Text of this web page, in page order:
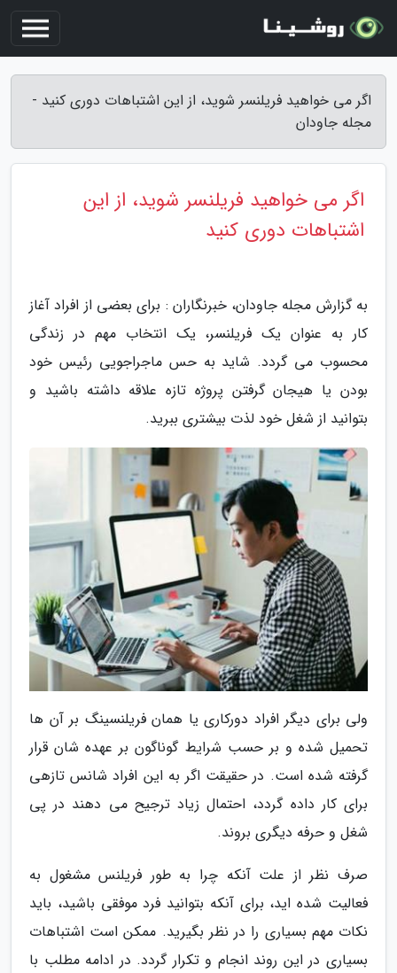
اگر می خواهید فریلنسر شوید، از این اشتباهات دوری کنید -
مجله جاودان
اگر می خواهید فریلنسر شوید، از این
اشتباهات دوری کنید
به گزارش مجله جاودان، خبرنگاران : برای بعضی از افراد آغاز
کار به عنوان یک فریلنسر، یک انتخاب مهم در زندگی
محسوب می گردد. شاید به حس ماجراجویی رئیس خود
بودن یا هیجان گرفتن پروژه تازه علاقه داشته باشید و
بتوانید از شغل خود لذت بیشتری ببرید.
ولی برای دیگر افراد دورکاری یا همان فریلنسینگ بر آن ها
تحمیل شده و بر حسب شرایط گوناگون بر عهده شان قرار
گرفته شده است. در حقیقت اگر به این افراد شانس تازهی
برای کار داده گردد، احتمال زیاد ترجیح می دهند در پی
شغل و حرفه دیگری بروند.
صرف نظر از علت آنکه چرا به طور فریلنس مشغول به
فعالیت شده اید، برای آنکه بتوانید فرد موفقی باشید، باید
نکات مهم بسیاری را در نظر بگیرید. ممکن است اشتباهات
بسیاری در این روند انجام و تکرار گردد. در ادامه مطلب با